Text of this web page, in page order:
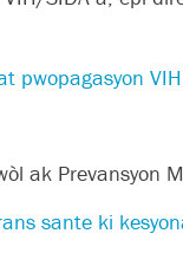
pwopagasyon
ak Prevansyon
sante ki